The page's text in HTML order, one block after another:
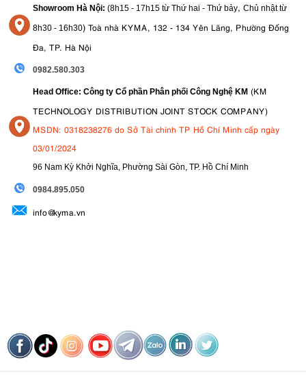
Showroom Hà Nội: (8h15 - 17h15 từ Thứ hai - Thứ bảy, Chủ nhật từ
8h30 - 16h30) Toà nhà KYMA, 132 - 134 Yên Lãng, Phường Đống
Đa, TP. Hà Nội
0982.580.303
Head Office: Công ty Cổ phần Phân phối Công Nghệ KM (KM
TECHNOLOGY DISTRIBUTION JOINT STOCK COMPANY)
MSDN: 0318238276 do Sở Tài chính TP Hồ Chí Minh cấp ngày
03/01/2024
96 Nam Kỳ Khởi Nghĩa, Phường Sài Gòn, TP. Hồ Chí Minh
0984.895.050
info@kyma.vn